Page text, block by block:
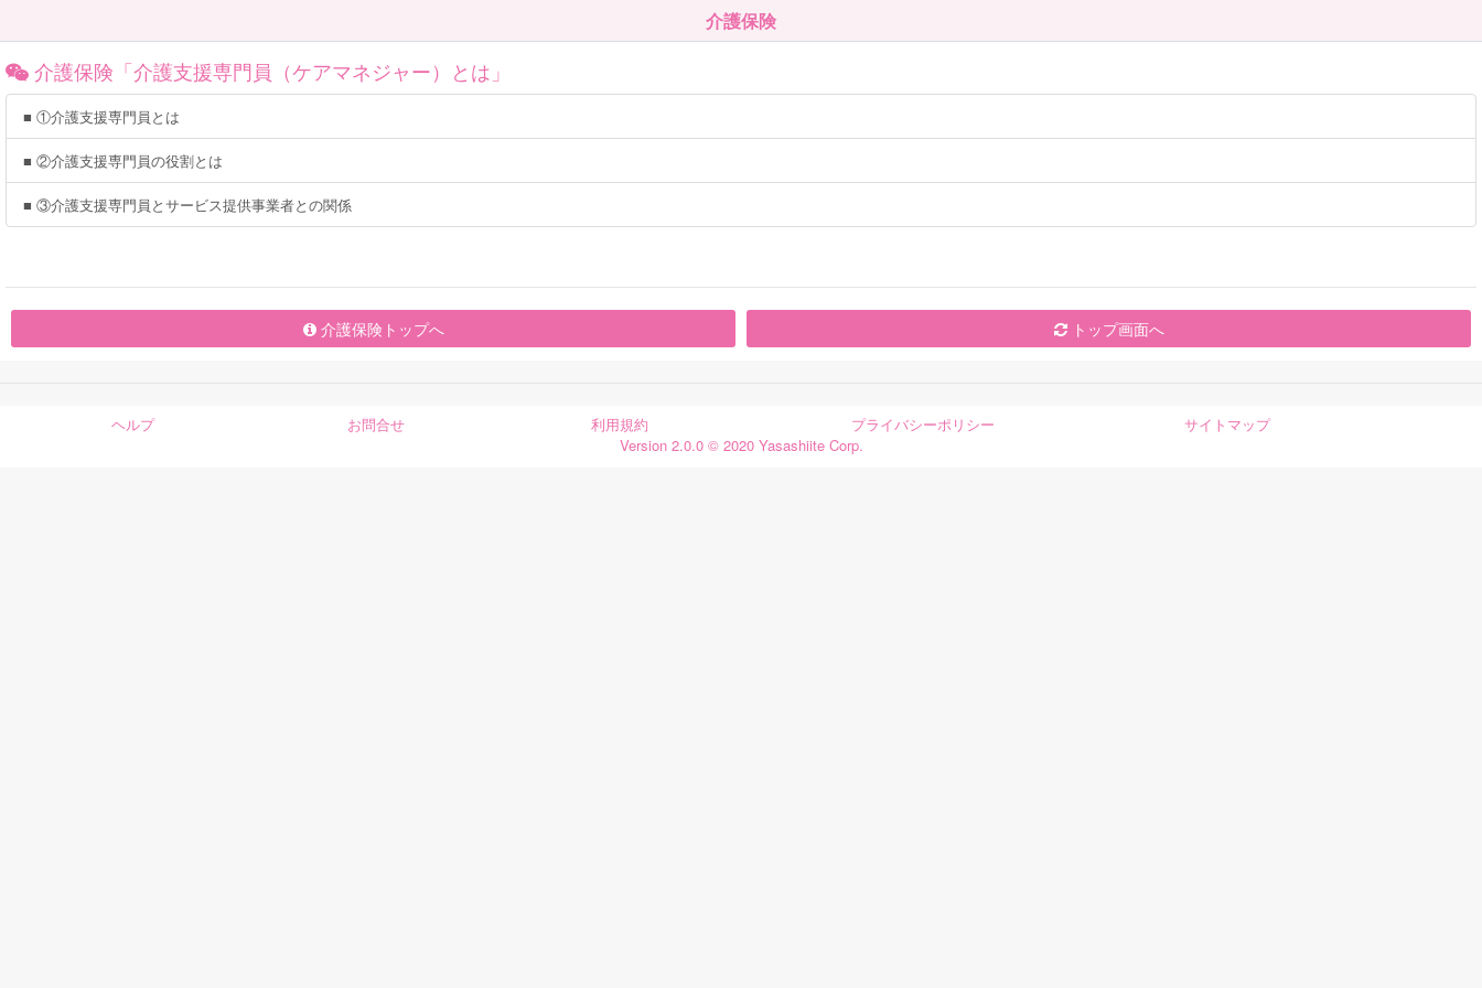
介護保険
介護保険「介護支援専門員（ケアマネジャー）とは」
■ ①介護支援専門員とは
■ ②介護支援専門員の役割とは
■ ③介護支援専門員とサービス提供事業者との関係
介護保険トップへ トップ画面へ
ヘルプ お問合せ 利用規約 プライバシーポリシー
サイトマップ
Version 2.0.0 © 2020 Yasashiite Corp.